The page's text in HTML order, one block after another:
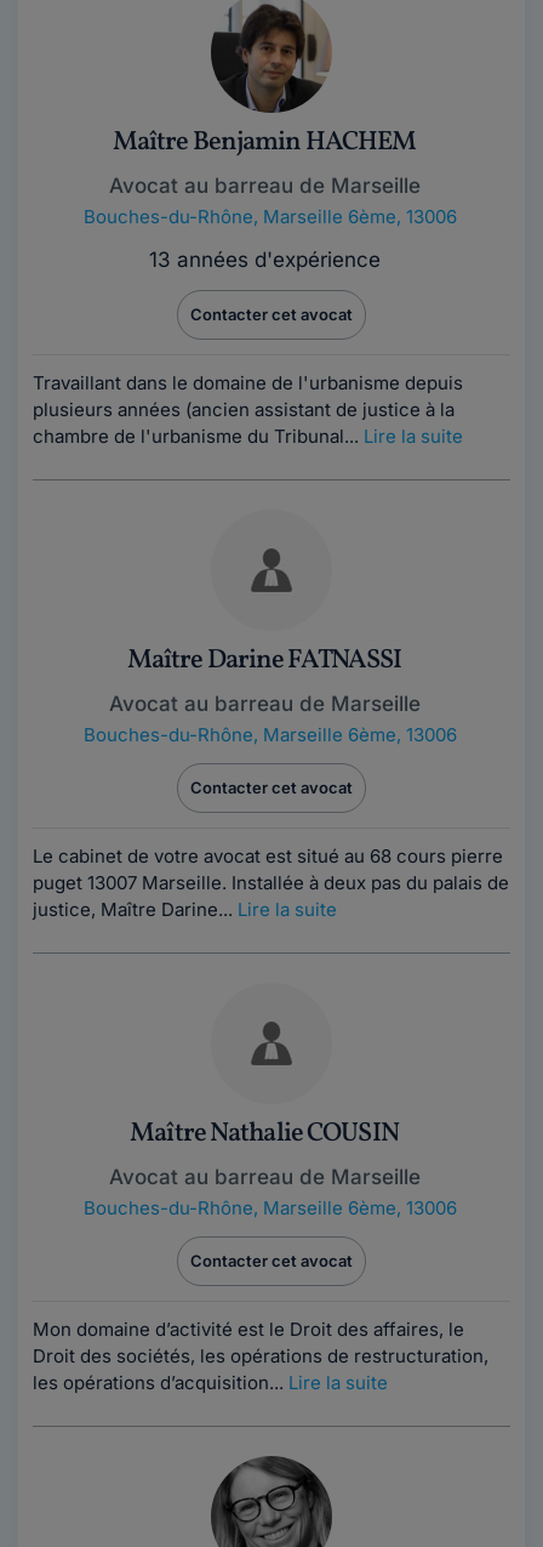
Maître Benjamin HACHEM
Avocat au barreau de Marseille
Bouches-du-Rhône, Marseille 6ème, 13006
13 années d'expérience
Contacter cet avocat
Travaillant dans le domaine de l'urbanisme depuis
plusieurs années (ancien assistant de justice à la
chambre de l'urbanisme du Tribunal... Lire la suite
Maître Darine FATNASSI
Avocat au barreau de Marseille
Bouches-du-Rhône, Marseille 6ème, 13006
Contacter cet avocat
Le cabinet de votre avocat est situé au 68 cours pierre
puget 13007 Marseille. Installée à deux pas du palais de
justice, Maître Darine... Lire la suite
Maître Nathalie COUSIN
Avocat au barreau de Marseille
Bouches-du-Rhône, Marseille 6ème, 13006
Contacter cet avocat
Mon domaine d’activité est le Droit des affaires, le
Droit des sociétés, les opérations de restructuration,
les opérations d’acquisition... Lire la suite